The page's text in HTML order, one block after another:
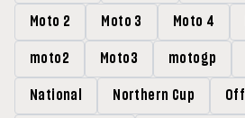
Moto 2 Moto 3 Moto 4
moto2 Moto3 motogp
National Northern Cup